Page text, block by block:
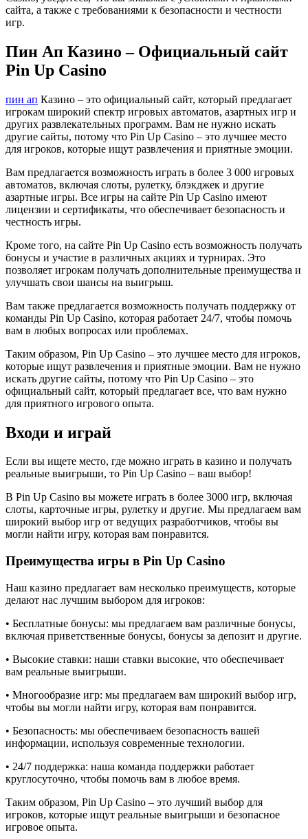
сайта, а также с требованиями к безопасности и честности
игр.
Пин Ап Казино – Официальный сайт
Pin Up Casino
пин ап Казино – это официальный сайт, который предлагает
игрокам широкий спектр игровых автоматов, азартных игр и
других развлекательных программ. Вам не нужно искать
другие сайты, потому что Pin Up Casino – это лучшее место
для игроков, которые ищут развлечения и приятные эмоции.
Вам предлагается возможность играть в более 3 000 игровых
автоматов, включая слоты, рулетку, блэкджек и другие
азартные игры. Все игры на сайте Pin Up Casino имеют
лицензии и сертификаты, что обеспечивает безопасность и
честность игры.
Кроме того, на сайте Pin Up Casino есть возможность получать
бонусы и участие в различных акциях и турнирах. Это
позволяет игрокам получать дополнительные преимущества и
улучшать свои шансы на выигрыш.
Вам также предлагается возможность получать поддержку от
команды Pin Up Casino, которая работает 24/7, чтобы помочь
вам в любых вопросах или проблемах.
Таким образом, Pin Up Casino – это лучшее место для игроков,
которые ищут развлечения и приятные эмоции. Вам не нужно
искать другие сайты, потому что Pin Up Casino – это
официальный сайт, который предлагает все, что вам нужно
для приятного игрового опыта.
Входи и играй
Если вы ищете место, где можно играть в казино и получать
реальные выигрыши, то Pin Up Casino – ваш выбор!
В Pin Up Casino вы можете играть в более 3000 игр, включая
слоты, карточные игры, рулетку и другие. Мы предлагаем вам
широкий выбор игр от ведущих разработчиков, чтобы вы
могли найти игру, которая вам понравится.
Преимущества игры в Pin Up Casino
Наш казино предлагает вам несколько преимуществ, которые
делают нас лучшим выбором для игроков:
• Бесплатные бонусы: мы предлагаем вам различные бонусы,
включая приветственные бонусы, бонусы за депозит и другие.
• Высокие ставки: наши ставки высокие, что обеспечивает
вам реальные выигрыши.
• Многообразие игр: мы предлагаем вам широкий выбор игр,
чтобы вы могли найти игру, которая вам понравится.
• Безопасность: мы обеспечиваем безопасность вашей
информации, используя современные технологии.
• 24/7 поддержка: наша команда поддержки работает
круглосуточно, чтобы помочь вам в любое время.
Таким образом, Pin Up Casino – это лучший выбор для
игроков, которые ищут реальные выигрыши и безопасное
игровое опыта.